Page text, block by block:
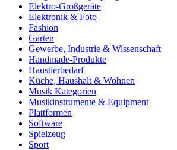
Elektro-Großgeräte
Elektronik & Foto
Fashion
Garten
Gewerbe, Industrie & Wissenschaft
Handmade-Produkte
Haustierbedarf
Küche, Haushalt & Wohnen
Musik Kategorien
Musikinstrumente & Equipment
Plattformen
Software
Spielzeug
Sport